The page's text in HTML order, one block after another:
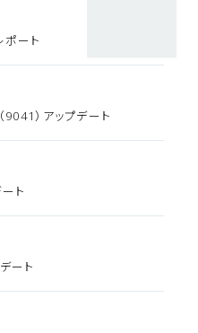
ポート
）アップデート
ト
ート